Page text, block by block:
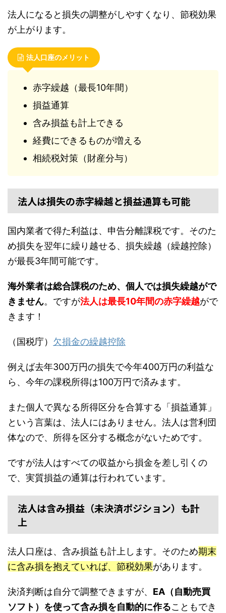
法人になると損失の調整がしやすくなり、節税効果
が上がります。
法人口座のメリット
赤字繰越（最長10年間）
損益通算
含み損益も計上できる
経費にできるものが増える
相続税対策（財産分与）
法人は損失の赤字繰越と損益通算も可能
国内業者で得た利益は、申告分離課税です。そのた
め損失を翌年に繰り越せる、損失繰越（繰越控除）
が最長3年間可能です。
海外業者は総合課税のため、個人では損失繰越がで
きません。ですが法人は最長10年間の赤字繰越がで
きます！
（国税庁） 欠損金の繰越控除
例えば去年300万円の損失で今年400万円の利益な
ら、今年の課税所得は100万円で済みます。
また個人で異なる所得区分を合算する「損益通算」
という言葉は、法人にはありません。法人は営利団
体なので、所得を区分する概念がないためです。
ですが法人はすべての収益から損金を差し引くの
で、実質損益の通算は行われています。
法人は含み損益（未決済ポジション）も計
上
法人口座は、含み損益も計上します。そのため期末
に含み損を抱えていれば、節税効果があります。
決済判断は自分で調整できますが、 EA（自動売買
ソフト）を使って含み損を自動的に作ることもでき